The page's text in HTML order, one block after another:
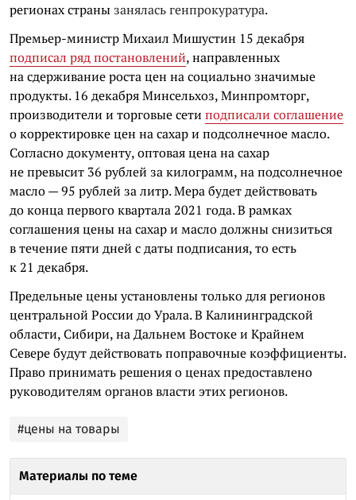
регионах страны занялась генпрокуратура.
Премьер-министр Михаил Мишустин 15 декабря
подписал ряд постановлений, направленных
на сдерживание роста цен на социально значимые
продукты. 16 декабря Минсельхоз, Минпромторг,
производители и торговые сети подписали соглашение
о корректировке цен на сахар и подсолнечное масло.
Согласно документу, оптовая цена на сахар
не превысит 36 рублей за килограмм, на подсолнечное
масло — 95 рублей за литр. Мера будет действовать
до конца первого квартала 2021 года. В рамках
соглашения цены на сахар и масло должны снизиться
в течение пяти дней с даты подписания, то есть
к 21 декабря.
Предельные цены установлены только для регионов
центральной России до Урала. В Калининградской
области, Сибири, на Дальнем Востоке и Крайнем
Севере будут действовать поправочные коэффициенты.
Право принимать решения о ценах предоставлено
руководителям органов власти этих регионов.
#цены на товары
Материалы по теме